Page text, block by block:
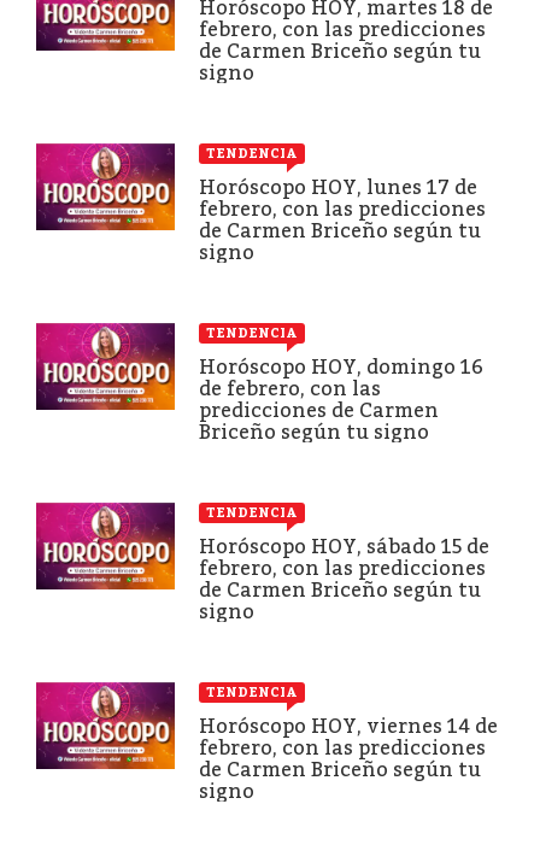
Horóscopo HOY, martes 18 de
febrero, con las predicciones
de Carmen Briceño según tu
signo
TENDENCIA
Horóscopo HOY, lunes 17 de
febrero, con las predicciones
de Carmen Briceño según tu
signo
TENDENCIA
Horóscopo HOY, domingo 16
de febrero, con las
predicciones de Carmen
Briceño según tu signo
TENDENCIA
Horóscopo HOY, sábado 15 de
febrero, con las predicciones
de Carmen Briceño según tu
signo
TENDENCIA
Horóscopo HOY, viernes 14 de
febrero, con las predicciones
de Carmen Briceño según tu
signo